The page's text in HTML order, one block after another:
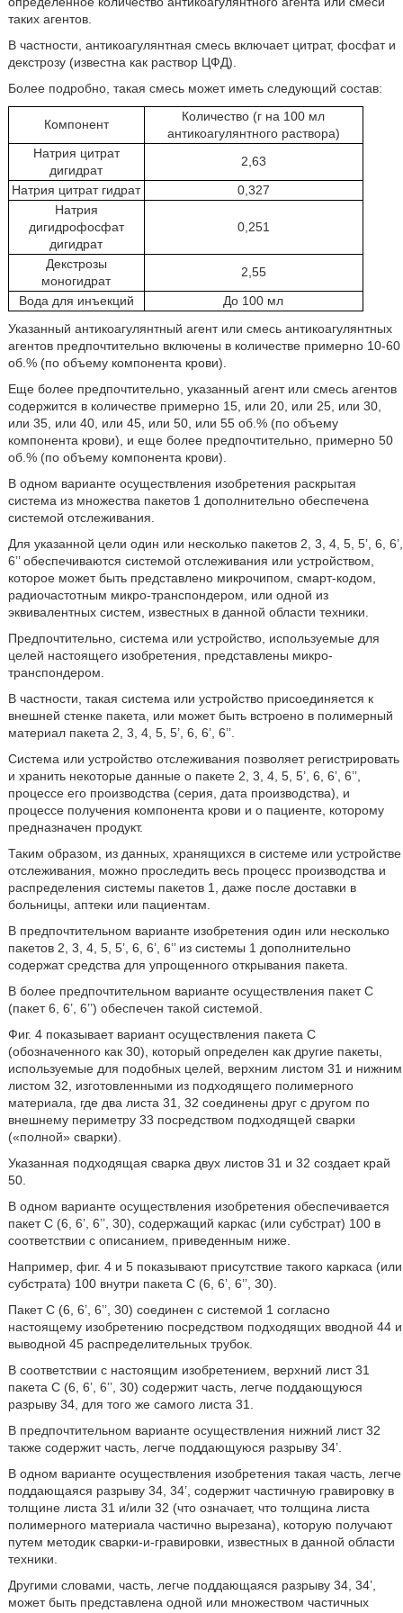
таких агентов.
В частности, антикоагулянтная смесь включает цитрат, фосфат и
декстрозу (известна как раствор ЦФД).
Более подробно, такая смесь может иметь следующий состав:
Компонент
Количество (г на 100 мл
антикоагулянтного раствора)
Натрия цитрат
дигидрат
2,63
Натрия цитрат гидрат
0,327
Натрия
дигидрофосфат
дигидрат
0,251
Декстрозы
моногидрат
2,55
Вода для инъекций
До 100 мл
Указанный антикоагулянтный агент или смесь антикоагулянтных
агентов предпочтительно включены в количестве примерно 10-60
об.% (по объему компонента крови).
Еще более предпочтительно, указанный агент или смесь агентов
содержится в количестве примерно 15, или 20, или 25, или 30,
или 35, или 40, или 45, или 50, или 55 об.% (по объему
компонента крови), и еще более предпочтительно, примерно 50
об.% (по объему компонента крови).
В одном варианте осуществления изобретения раскрытая
система из множества пакетов 1 дополнительно обеспечена
системой отслеживания.
Для указанной цели один или несколько пакетов 2, 3, 4, 5, 5’, 6, 6’,
6’’ обеспечиваются системой отслеживания или устройством,
которое может быть представлено микрочипом, смарт-кодом,
радиочастотным микро-транспондером, или одной из
эквивалентных систем, известных в данной области техники.
Предпочтительно, система или устройство, используемые для
целей настоящего изобретения, представлены микро-
транспондером.
В частности, такая система или устройство присоединяется к
внешней стенке пакета, или может быть встроено в полимерный
материал пакета 2, 3, 4, 5, 5’, 6, 6’, 6’’.
Система или устройство отслеживания позволяет регистрировать
и хранить некоторые данные о пакете 2, 3, 4, 5, 5’, 6, 6’, 6’’,
процессе его производства (серия, дата производства), и
процессе получения компонента крови и о пациенте, которому
предназначен продукт.
Таким образом, из данных, хранящихся в системе или устройстве
отслеживания, можно проследить весь процесс производства и
распределения системы пакетов 1, даже после доставки в
больницы, аптеки или пациентам.
В предпочтительном варианте изобретения один или несколько
пакетов 2, 3, 4, 5, 5’, 6, 6’, 6’’ из системы 1 дополнительно
содержат средства для упрощенного открывания пакета.
В более предпочтительном варианте осуществления пакет С
(пакет 6, 6’, 6’’) обеспечен такой системой.
Фиг. 4 показывает вариант осуществления пакета С
(обозначенного как 30), который определен как другие пакеты,
используемые для подобных целей, верхним листом 31 и нижним
листом 32, изготовленными из подходящего полимерного
материала, где два листа 31, 32 соединены друг с другом по
внешнему периметру 33 посредством подходящей сварки
(«полной» сварки).
Указанная подходящая сварка двух листов 31 и 32 создает край
50.
В одном варианте осуществления изобретения обеспечивается
пакет С (6, 6’, 6’’, 30), содержащий каркас (или субстрат) 100 в
соответствии с описанием, приведенным ниже.
Например, фиг. 4 и 5 показывают присутствие такого каркаса (или
субстрата) 100 внутри пакета С (6, 6’, 6’’, 30).
Пакет С (6, 6’, 6’’, 30) соединен с системой 1 согласно
настоящему изобретению посредством подходящих вводной 44 и
выводной 45 распределительных трубок.
В соответствии с настоящим изобретением, верхний лист 31
пакета С (6, 6’, 6’’, 30) содержит часть, легче поддающуюся
разрыву 34, для того же самого листа 31.
В предпочтительном варианте осуществления нижний лист 32
также содержит часть, легче поддающуюся разрыву 34’.
В одном варианте осуществления изобретения такая часть, легче
поддающаяся разрыву 34, 34’, содержит частичную гравировку в
толщине листа 31 и/или 32 (что означает, что толщина листа
полимерного материала частично вырезана), которую получают
путем методик сварки-и-гравировки, известных в данной области
техники.
Другими словами, часть, легче поддающаяся разрыву 34, 34’,
может быть представлена одной или множеством частичных